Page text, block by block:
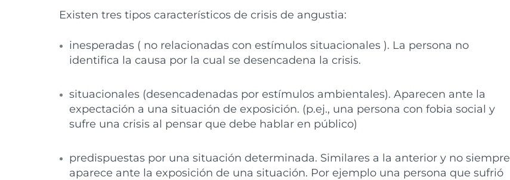
Existen tres tipos característicos de crisis de angustia:
inesperadas ( no relacionadas con estímulos situacionales ). La persona no
identifica la causa por la cual se desencadena la crisis.
situacionales (desencadenadas por estímulos ambientales). Aparecen ante la
expectación a una situación de exposición. (p.ej., una persona con fobia social y
sufre una crisis al pensar que debe hablar en público)
predispuestas por una situación determinada. Similares a la anterior y no siempre
aparece ante la exposición de una situación. Por ejemplo una persona que sufrió